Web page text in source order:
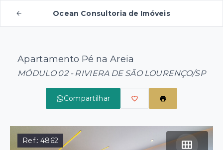
Ocean Consultoria de Imóveis
Apartamento Pé na Areia
MÓDULO 02 - RIVIERA DE SÃO LOURENÇO/SP
Compartilhar
Ref.:4862